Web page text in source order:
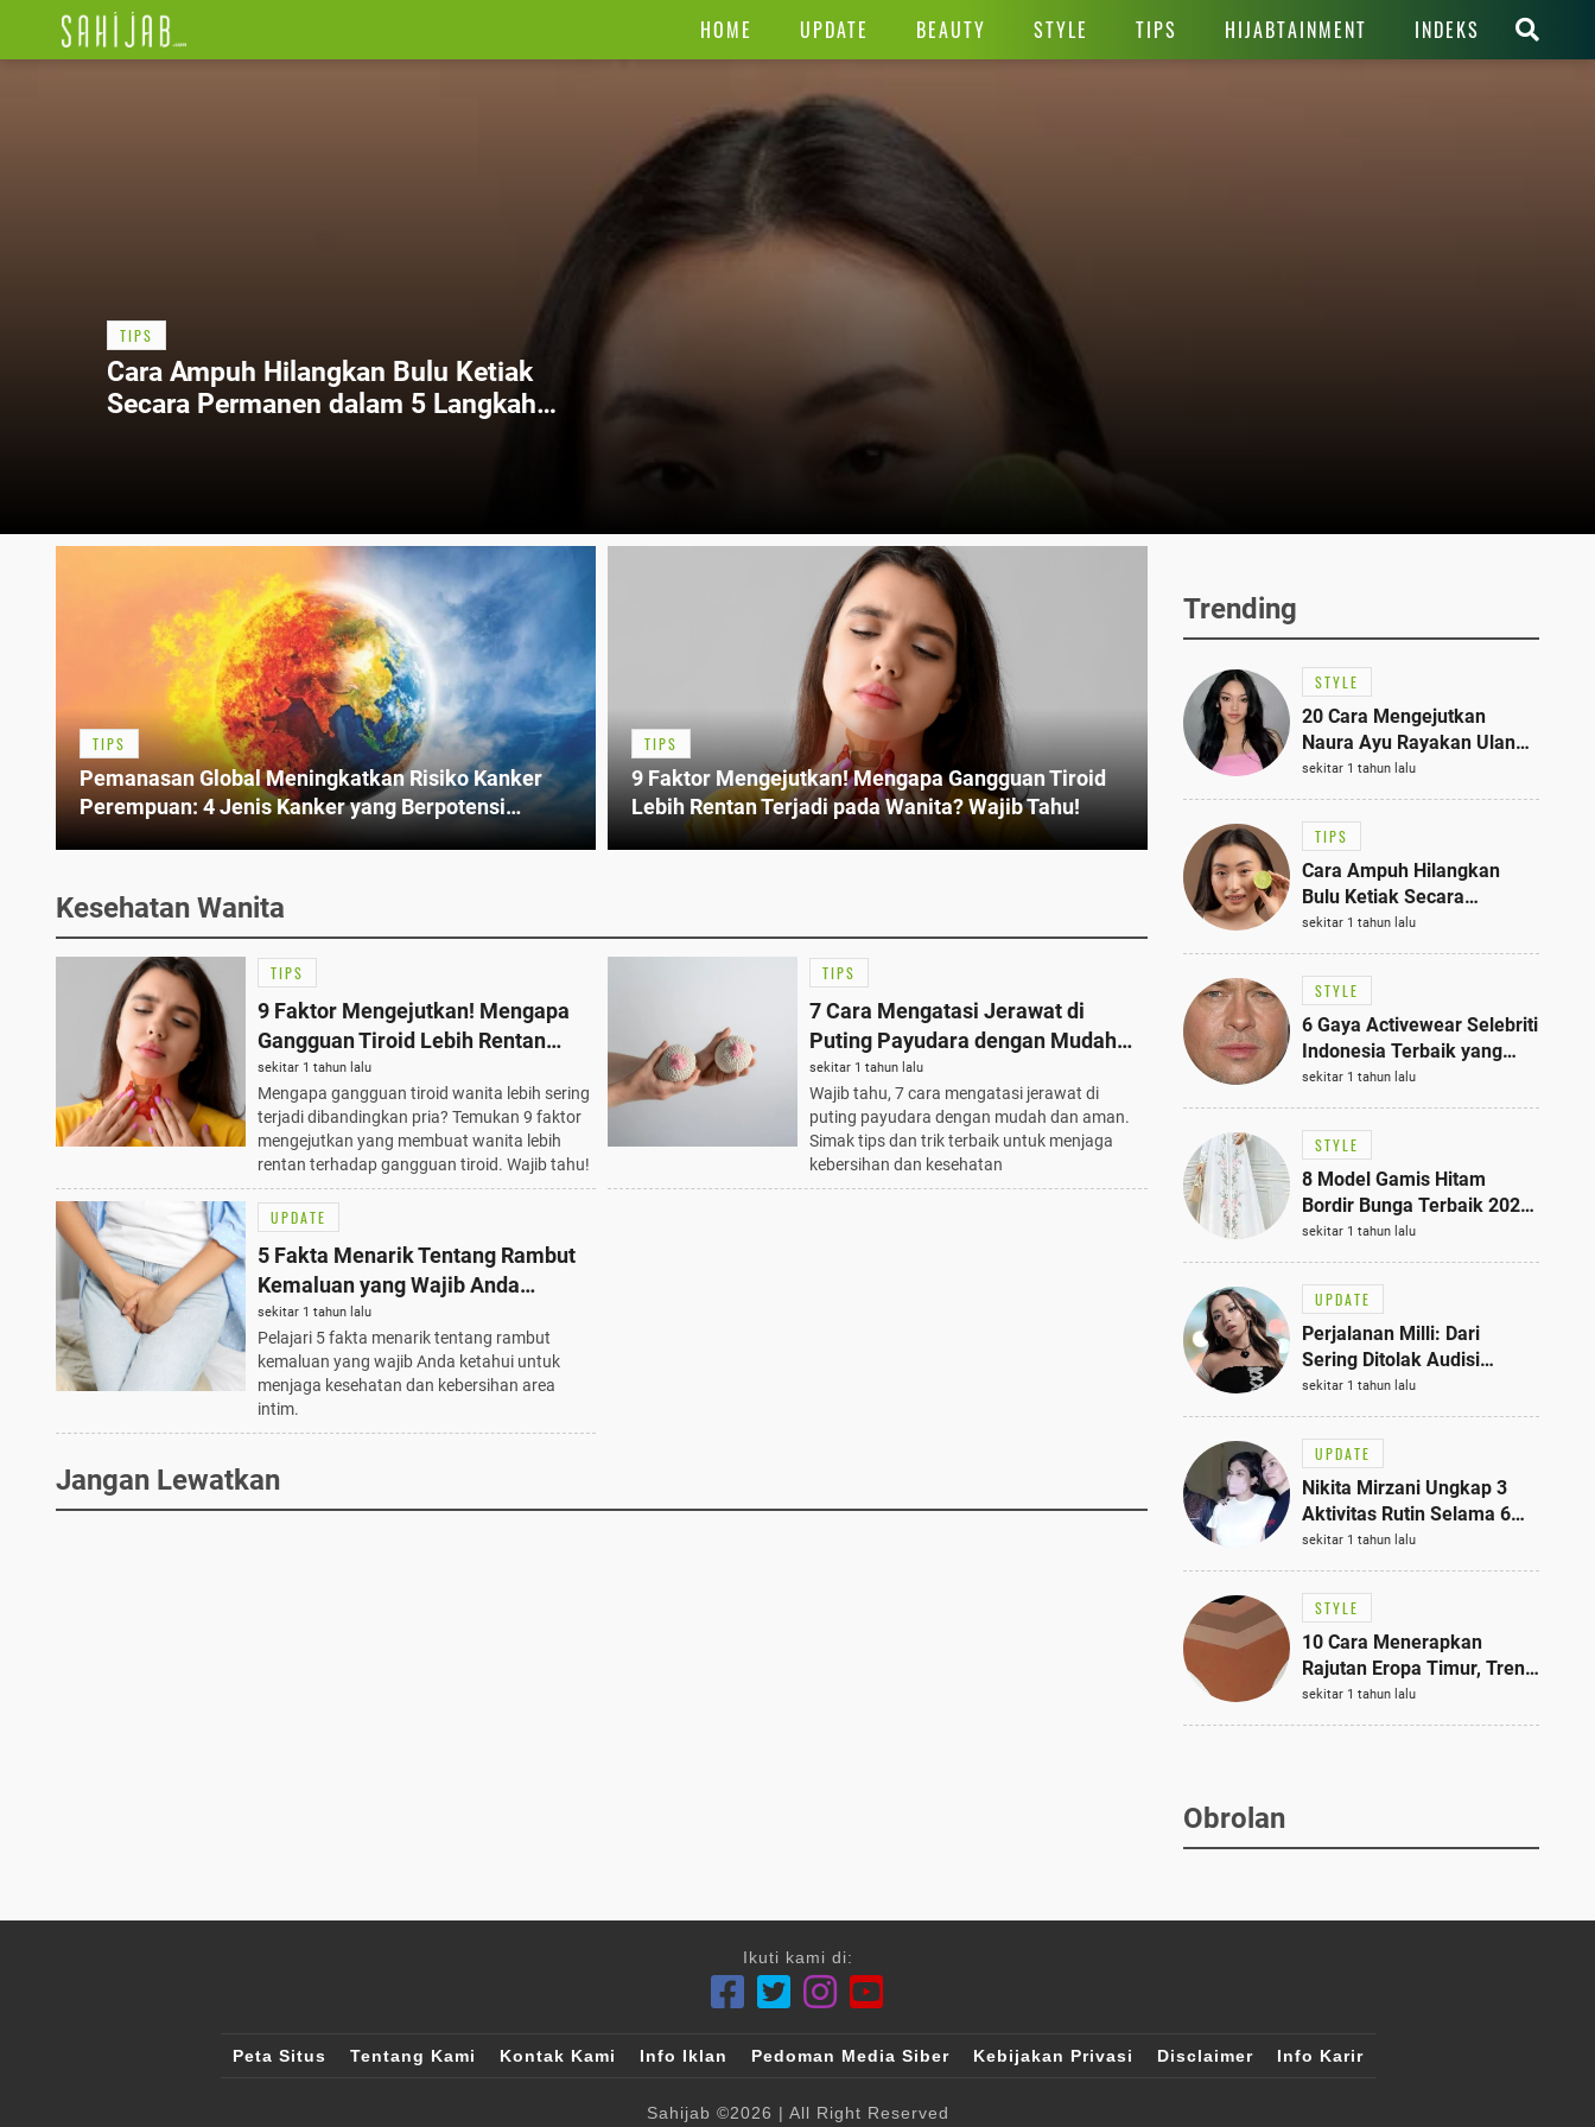
HOME UPDATE BEAUTY STYLE TIPS HIJABTAINMENT INDEKS
TIPS
Cara Ampuh Hilangkan Bulu Ketiak
Secara Permanen dalam 5 Langkah
TIPS
Pemanasan Global Meningkatkan Risiko Kanker
Perempuan: 4 Jenis Kanker yang Berpotensi
TIPS
9 Faktor Mengejutkan! Mengapa Gangguan Tiroid
Lebih Rentan Terjadi pada Wanita? Wajib Tahu!
Kesehatan Wanita
TIPS
9 Faktor Mengejutkan! Mengapa
Gangguan Tiroid Lebih Rentan
Terjadi pada Wanita? Wajib Tahu!
sekitar 1 tahun lalu
Mengapa gangguan tiroid wanita lebih sering
terjadi dibandingkan pria? Temukan 9 faktor
mengejutkan yang membuat wanita lebih
rentan terhadap gangguan tiroid. Wajib tahu!
TIPS
7 Cara Mengatasi Jerawat di
Puting Payudara dengan Mudah
dan Aman - Wajib Tahu!
sekitar 1 tahun lalu
Wajib tahu, 7 cara mengatasi jerawat di
puting payudara dengan mudah dan aman.
Simak tips dan trik terbaik untuk menjaga
kebersihan dan kesehatan
UPDATE
5 Fakta Menarik Tentang Rambut
Kemaluan yang Wajib Anda
Ketahui
sekitar 1 tahun lalu
Pelajari 5 fakta menarik tentang rambut
kemaluan yang wajib Anda ketahui untuk
menjaga kesehatan dan kebersihan area
intim.
Jangan Lewatkan
Trending
STYLE
20 Cara Mengejutkan
Naura Ayu Rayakan Ulang
Tahun di Panti Asuhan,
Terlihat Anggun dengan
Kaftan Cokelat
sekitar 1 tahun lalu
TIPS
Cara Ampuh Hilangkan
Bulu Ketiak Secara
Permanen dalam 5
Langkah Sederhana
sekitar 1 tahun lalu
STYLE
6 Gaya Activewear Selebriti
Indonesia Terbaik yang
Bisa Jadi Inspirasi
Fashionmu
sekitar 1 tahun lalu
STYLE
8 Model Gamis Hitam
Bordir Bunga Terbaik 2025,
Stylish untuk Hangout
hingga Acara Semi-Formal
sekitar 1 tahun lalu
UPDATE
Perjalanan Milli: Dari
Sering Ditolak Audisi
hingga Menjadi Rapper Top
10 Thailand
sekitar 1 tahun lalu
UPDATE
Nikita Mirzani Ungkap 3
Aktivitas Rutin Selama 6
Bulan di Rutan Pondok
Bambu, Terungkap!
sekitar 1 tahun lalu
STYLE
10 Cara Menerapkan
Rajutan Eropa Timur, Tren
Mode Terbaik dan Paling
Dicari 2023
sekitar 1 tahun lalu
Obrolan
Ikuti kami di:
Peta Situs Tentang Kami Kontak Kami Info Iklan Pedoman Media Siber Kebijakan Privasi Disclaimer Info Karir
Sahijab ©2026 | All Right Reserved